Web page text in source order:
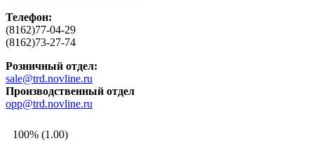
Телефон:
(8162)77-04-29
(8162)73-27-74
Розничный отдел:
sale@trd.novline.ru
Производственный отдел
opp@trd.novline.ru
100% (1.00)